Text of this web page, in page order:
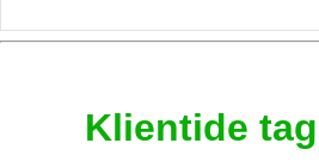
Klientide